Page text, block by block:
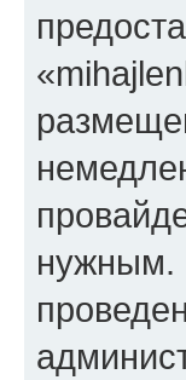
нужным.